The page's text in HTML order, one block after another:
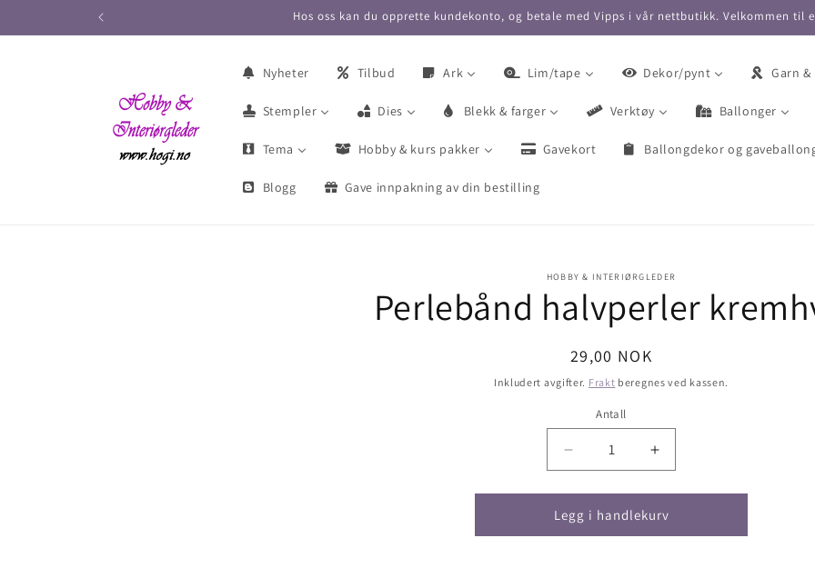
Hos oss kan du opprette kundekonto, og betale med Vipps i vår nettbutikk. Velkommen til
Nyheter Tilbud Ark Lim/tape Dekor/pynt Garn &
Stempler Dies Blekk & farger Verktøy Ballonger
Tema Hobby & kurs pakker Gavekort Ballongdekor og
Blogg Gave innpakning av din bestilling
HOBBY & INTERIØRGLEDER
Perlebånd halvperler
Vanlig
pris
29,00 NOK
Inkludert avgifter. Frakt beregnes ved kassen.
Antall
Antall
antallet
for
Perlebånd
halvperler
Øk
antallet
for
Perlebånd
halvperler
Legg i handlekurv